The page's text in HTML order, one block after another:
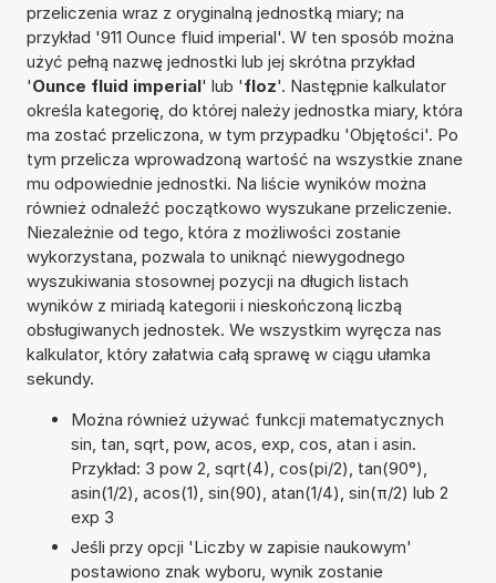
przeliczenia wraz z oryginalną jednostką miary; na
przykład '911 Ounce fluid imperial'. W ten sposób można
użyć pełną nazwę jednostki lub jej skrótna przykład
'Ounce fluid imperial' lub 'floz'. Następnie kalkulator
określa kategorię, do której należy jednostka miary, która
ma zostać przeliczona, w tym przypadku 'Objętości'. Po
tym przelicza wprowadzoną wartość na wszystkie znane
mu odpowiednie jednostki. Na liście wyników można
również odnaleźć początkowo wyszukane przeliczenie.
Niezależnie od tego, która z możliwości zostanie
wykorzystana, pozwala to uniknąć niewygodnego
wyszukiwania stosownej pozycji na długich listach
wyników z miriadą kategorii i nieskończoną liczbą
obsługiwanych jednostek. We wszystkim wyręcza nas
kalkulator, który załatwia całą sprawę w ciągu ułamka
sekundy.
Można również używać funkcji matematycznych
sin, tan, sqrt, pow, acos, exp, cos, atan i asin.
Przykład: 3 pow 2, sqrt(4), cos(pi/2), tan(90°),
asin(1/2), acos(1), sin(90), atan(1/4), sin(π/2) lub 2
exp 3
Jeśli przy opcji 'Liczby w zapisie naukowym'
postawiono znak wyboru, wynik zostanie